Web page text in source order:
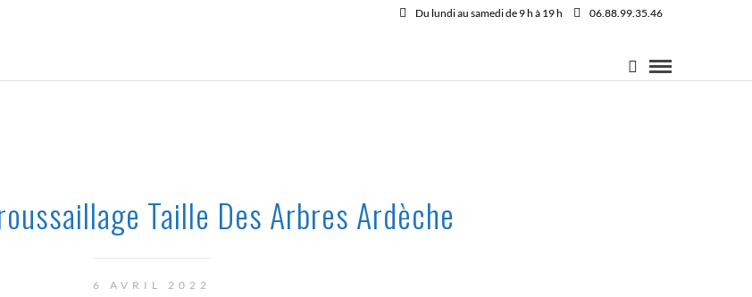
Du lundi au samedi de 9 h à 19 h 06.88.99.35.46
Taille Des Arbres Ardèche
6 AVRIL 2022